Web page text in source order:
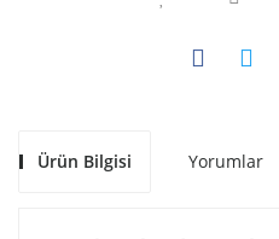
Ürün Bilgisi Yorumlar